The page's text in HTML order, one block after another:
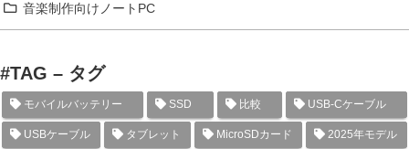
音楽制作向けノートPC
#TAG – タグ
モバイルバッテリー SSD 比較 USB-Cケーブル
USBケーブル タブレット MicroSDカード 2025年モデル